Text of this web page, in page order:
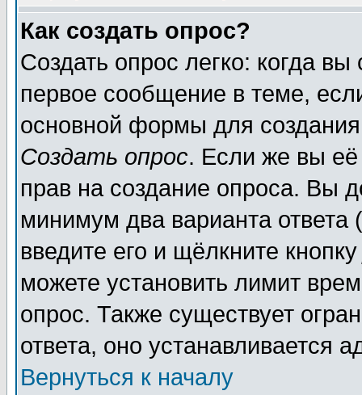
Как создать опрос?
Создать опрос легко: когда
первое сообщение в теме,
основной формы для
Создать опрос. Если же вы её
прав на создание опроса. Вы
минимум два варианта ответа
введите его и щёлкните
можете установить лимит
опрос. Также существует
ответа, оно устанавливается
Вернуться к началу